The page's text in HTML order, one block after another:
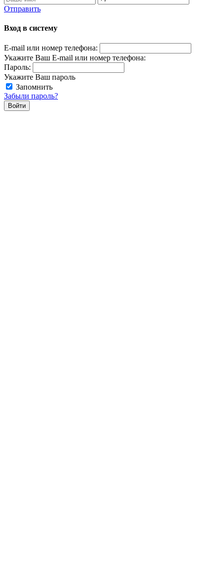
Отправить
Вход в систему
E-mail или номер телефона:
Укажите Ваш E-mail или номер телефона:
Пароль:
Укажите Ваш пароль
Запомнить
Забыли пароль?